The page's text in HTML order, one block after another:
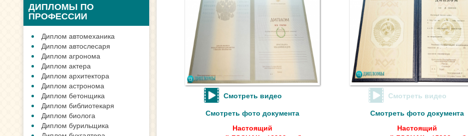
ДИПЛОМЫ ПО
ПРОФЕССИИ
Диплом автомеханика
Диплом автослесаря
Диплом агронома
Диплом актера
Диплом архитектора
Диплом астронома
Диплом бетонщика
Диплом библиотекаря
Диплом биолога
Диплом бурильщика
Смотреть видео
Смотреть фото документа
Настоящий
Смотреть видео
Смотреть фото документа
Настоящий